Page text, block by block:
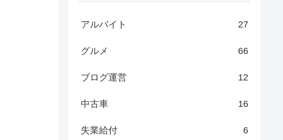
アルバイト 27
グルメ 66
ブログ運営 12
中古車 16
失業給付 6